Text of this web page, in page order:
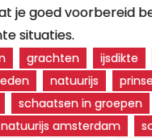
je goed voorbereid
situaties.
grachten ijsdikte
natuurijs
schaatsen in groepen
amsterdam